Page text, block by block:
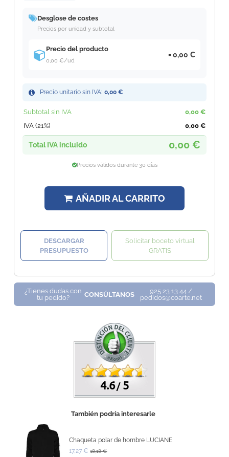
Desglose de costes
Precios por unidad y subtotal
Precio del producto
0,00 €/ud
0,00 €
Precio unitario sin IVA: 0,00 €
Subtotal sin IVA
0,00 €
IVA (21%)
0,00 €
Total IVA incluido 0,00 €
Precios válidos durante 30 días
AÑADIR AL CARRITO
DESCARGAR
PRESUPUESTO
Solicitar boceto virtual
GRATIS
¿Tienes dudas con
tu pedido?
CONSÚLTANOS
925 23 13 44 /
pedidos@coarte.net
4.6 /5
También podría interesarle
Chaqueta polar de hombre LUCIANE
17,27 € 18,18 €